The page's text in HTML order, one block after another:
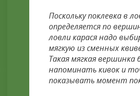
Поскольку поклевка в
определяется по
ловли карася надо
мягкую из сменных
Такая мягкая вершинка
напоминать кивок и
показывать момент